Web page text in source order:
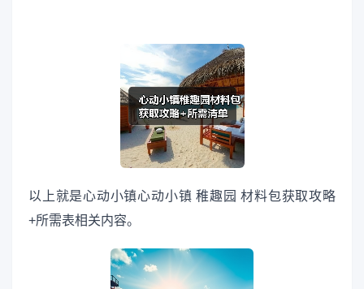
以上就是心动小镇心动小镇 稚趣园 材料包获取攻略
+所需表相关内容。